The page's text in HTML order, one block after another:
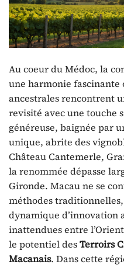
Au coeur du Médoc, la
une harmonie
ancestrales rencontrent
revisité avec une touche
généreuse, baignée par
unique, abrite des
Château Cantemerle,
la renommée dépasse
Gironde. Macau ne se
méthodes
dynamique d’innovation
inattendues entre
le potentiel desTerroirs
Macanais. Dans cette